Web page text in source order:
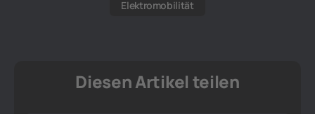
Elektromobilität
Diesen Artikel teilen